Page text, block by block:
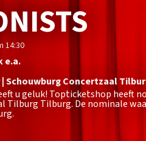
14:30
e.a.
|Schouwburg Concertzaal
u geluk! Topticketshop heeft
Tilburg Tilburg. De nominale